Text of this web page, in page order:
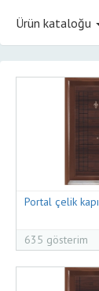
Ürün kataloğu
Portal çelik kapı
635 gösterim